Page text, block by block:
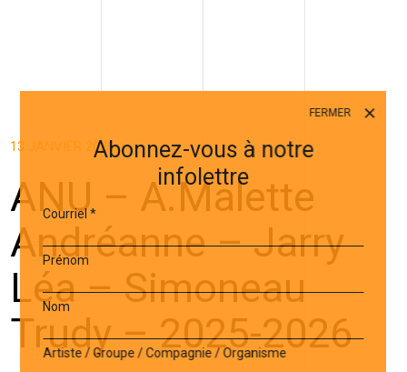
13 JANVIER 2026
ANU – A.Malette
Andréanne – Jarry
Léa – Simoneau
Trudy – 2025-2026
FERMER
Abonnez-vous à notre
infolettre
Courriel*
Prénom
Nom
Artiste / Groupe / Compagnie / Organisme